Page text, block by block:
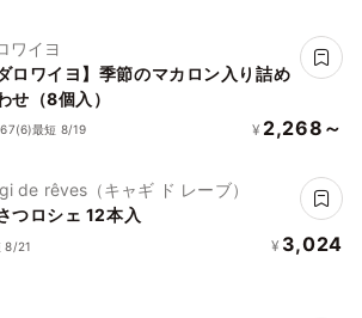
ワイヨ
ダロワイヨ】季節のマカロン入り詰め
せ（8個入）
(6)最短 8/19 ¥ 2,268～
de rêves（キャギ ド レーブ）
つロシェ 12本入
8/21 ¥ 3,024